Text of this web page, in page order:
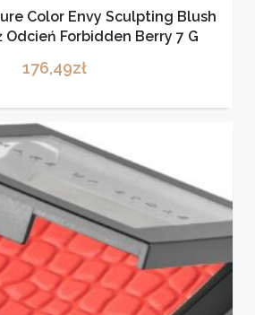
Color Envy Sculpting Blush
Odcień Forbidden Berry 7 G
176,49zł